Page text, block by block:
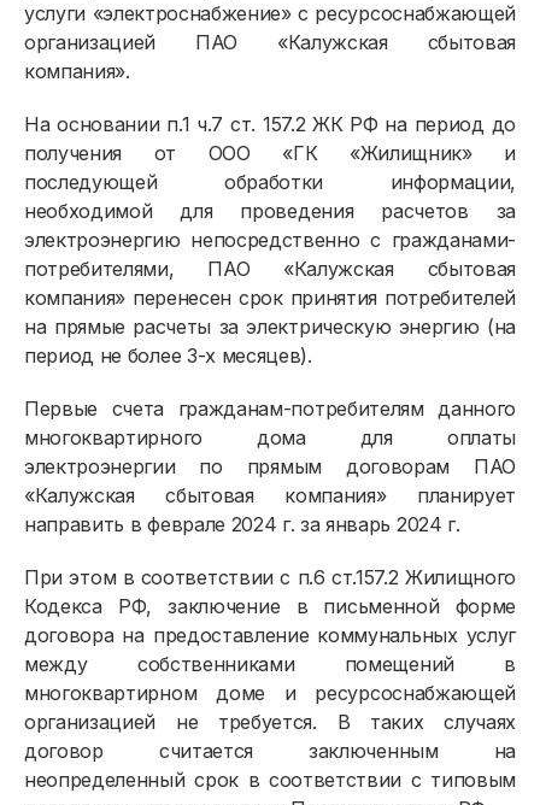
услуги «электроснабжение» с ресурсоснабжающей
организацией ПАО «Калужская сбытовая
компания».
На основании п.1 ч.7 ст. 157.2 ЖК РФ на период до
получения от ООО «ГК «Жилищник» и
последующей обработки информации,
необходимой для проведения расчетов за
электроэнергию непосредственно с гражданами-
потребителями, ПАО «Калужская сбытовая
компания» перенесен срок принятия потребителей
на прямые расчеты за электрическую энергию (на
период не более 3-х месяцев).
Первые счета гражданам-потребителям данного
многоквартирного дома для оплаты
электроэнергии по прямым договорам ПАО
«Калужская сбытовая компания» планирует
направить в феврале 2024 г. за январь 2024 г.
При этом в соответствии с п.6 ст.157.2 Жилищного
Кодекса РФ, заключение в письменной форме
договора на предоставление коммунальных услуг
между собственниками помещений в
многоквартирном доме и ресурсоснабжающей
организацией не требуется. В таких случаях
договор считается заключенным на
неопределенный срок в соответствии с типовым